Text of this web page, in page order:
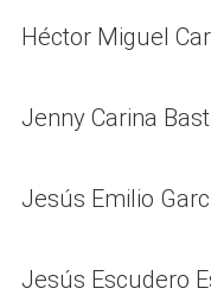
Héctor Miguel
Jenny Carina
Jesús Emilio
Jesús Escudero